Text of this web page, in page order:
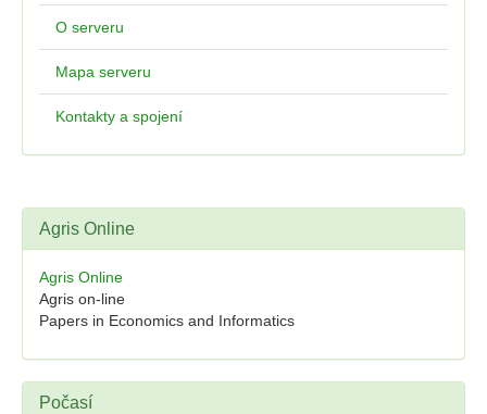
O serveru
Mapa serveru
Kontakty a spojení
Agris Online
Agris Online
Agris on-line
Papers in Economics and Informatics
Počasí